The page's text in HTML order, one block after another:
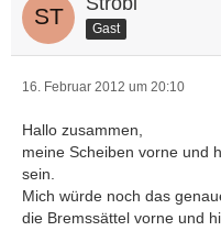
Gast
16. Februar 2012 um 20:10
Hallo zusammen,
meine Scheiben vorne und
sein.
Mich würde noch das
die Bremssättel vorne und